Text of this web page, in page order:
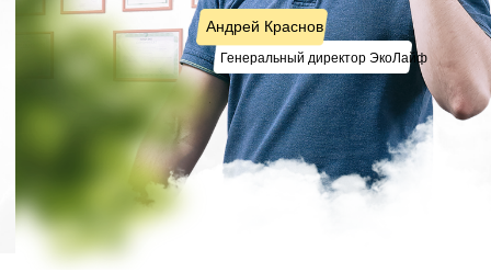
Андрей Краснов
Генеральный директор ЭкоЛайф